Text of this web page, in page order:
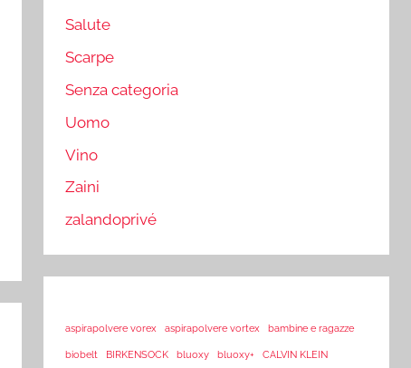
Salute
Scarpe
Senza categoria
Uomo
Vino
Zaini
zalandoprivé
aspirapolvere vorex aspirapolvere vortex bambine e ragazze
biobelt BIRKENSOCK bluoxy bluoxy+ CALVIN KLEIN